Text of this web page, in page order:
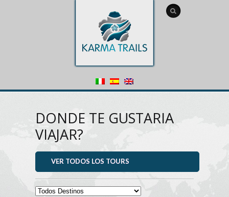
DONDE TE GUSTARIA
VIAJAR?
VER TODOS LOS TOURS